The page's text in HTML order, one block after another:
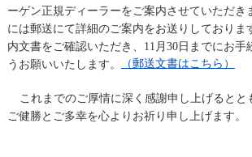
ーゲン正規ディーラーをご案内させていただき
には郵送にて詳細のご案内をお送りしておりま
内文書をご確認いただき、11月30日までにお手
うお願いいたします。
（郵送文書はこちら）
これまでのご厚情に深く感謝申し上げるとと
ご健勝とご多幸を心よりお祈り申し上げます。